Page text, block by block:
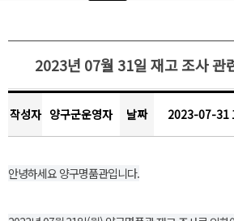
2023년 07월 31일 재고 조사 관
작성자 양구군운영자 날짜 2023-07-31
안녕하세요 양구명품관입니다.